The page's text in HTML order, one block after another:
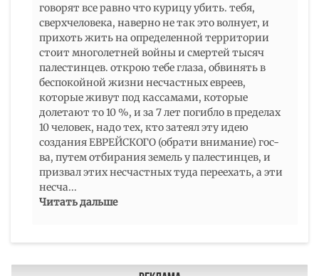
говорят все равно что курицу убить. тебя,
сверхчеловека, наверно не так это волнует, и
прихоть жить на определенной территории
стоит многолетней войны и смертей тысяч
палестинцев. открою тебе глаза, обвинять в
беспокойной жизни несчастных евреев,
которые живут под кассамами, которые
долетают то 10 %, и за 7 лет погибло в пределах
10 человек, надо тех, кто затеял эту идею
создания ЕВРЕЙСКОГО (обрати внимание) гос-
ва, путем отбирания земель у палестинцев, и
призвал этих несчастных туда переехать, а эти
несча...
Читать дальше